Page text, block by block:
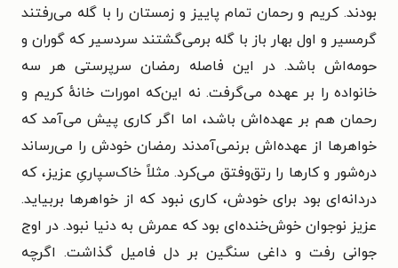
بودند. کریم و رحمان تمام پاییز و زمستان را با گله می‌رفتند
گرمسیر و اول بهار باز با گله برمی‌گشتند سردسیر که گوران و
حومه‌اش باشد. در این فاصله رمضان سرپرستی هر سه
خانواده را بر عهده می‌گرفت. نه این‌که امورات خانهٔ کریم و
رحمان هم بر عهده‌اش باشد، اما اگر کاری پیش می‌آمد که
خواهرها از عهده‌اش برنمی‌آمدند رمضان خودش را می‌رساند
دره‌شور و کارها را رتق‌وفتق می‌کرد. مثلاً خاک‌سپاریِ عزیز، که
دردانه‌ای بود برای خودش، کاری نبود که از خواهرها بربیاید.
عزیز نوجوان خوش‌خنده‌ای بود که عمرش به دنیا نبود. در اوج
جوانی رفت و داغی سنگین بر دل فامیل گذاشت. اگرچه